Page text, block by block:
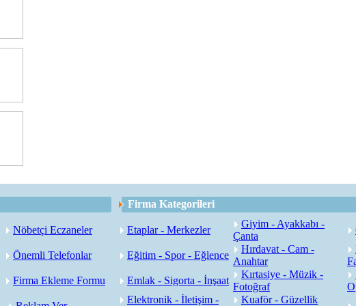
Firma Kategorileri
Nöbetçi Eczaneler Etaplar - Merkezler
Giyim - Ayakkabı -
Çanta
Önemli Telefonlar Eğitim - Spor - Eğlence
Hırdavat - Cam -
Anahtar
Firma Ekleme Formu Emlak - Sigorta - İnşaat
Kırtasiye - Müzik -
Fotoğraf
Elektronik - İletişim - Kuaför - Güzellik